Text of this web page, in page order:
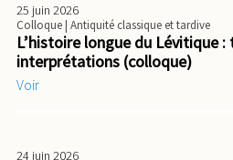
25 juin 2026
Colloque| Antiquité classique et tardive
L’histoire longue du Lévitique
interprétations (colloque)
Voir
24 juin 2026